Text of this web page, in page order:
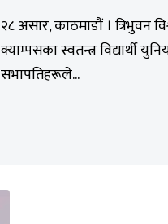
२८ असार, काठमाडौं । त्रिभुवन
क्याम्पसका स्वतन्त्र विद्यार्थी
सभापतिहरूले...